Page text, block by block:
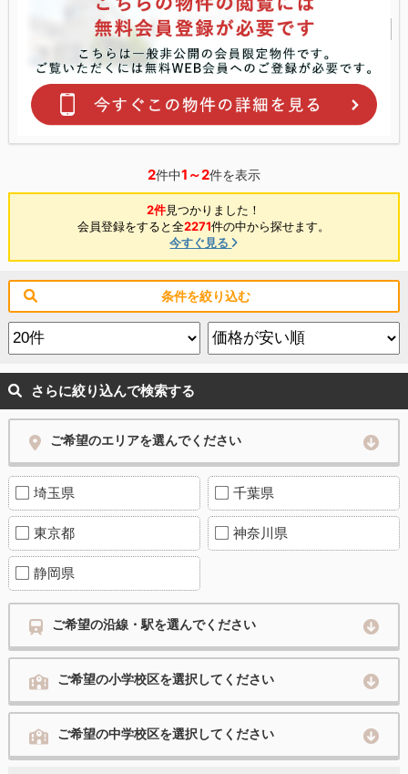
2件中1～2件を表示
2件見つかりました！
会員登録をすると全2271件の中から探せます。
今すぐ見る
条件を絞り込む
さらに絞り込んで検索する
ご希望のエリアを選んでください
埼玉県 千葉県
東京都 神奈川県
静岡県
ご希望の沿線・駅を選んでください
ご希望の小学校区を選択してください
ご希望の中学校区を選択してください